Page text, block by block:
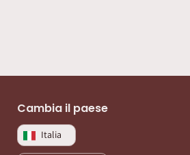
Cambia il paese
Italia